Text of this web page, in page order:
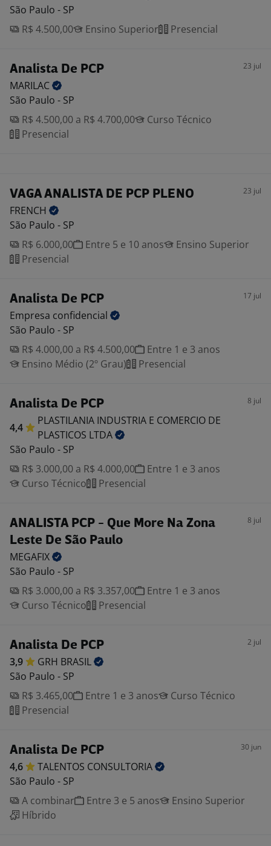
São Paulo - SP
R$ 4.500,00
Ensino Superior Presencial
Analista De PCP 23 jul
MARILAC
São Paulo - SP
R$ 4.500,00 a R$ 4.700,00
Curso Técnico
Presencial
VAGA ANALISTA DE PCP PLENO 23 jul
FRENCH
São Paulo - SP
R$ 6.000,00
Entre 5 e 10 anos
Ensino Superior
Presencial
Analista De PCP 17 jul
Empresa confidencial
São Paulo - SP
R$ 4.000,00 a R$ 4.500,00
Entre 1 e 3 anos
Ensino Médio (2º Grau)
Presencial
Analista De PCP 8 jul
4,4
PLASTILANIA INDUSTRIA E COMERCIO DE
PLASTICOS LTDA
São Paulo - SP
R$ 3.000,00 a R$ 4.000,00
Entre 1 e 3 anos
Curso Técnico
Presencial
ANALISTA PCP - Que More Na Zona
Leste De São Paulo
8 jul
MEGAFIX
São Paulo - SP
R$ 3.000,00 a R$ 3.357,00
Entre 1 e 3 anos
Curso Técnico
Presencial
Analista De PCP 2 jul
3,9 GRH BRASIL
São Paulo - SP
R$ 3.465,00
Entre 1 e 3 anos
Curso Técnico
Presencial
Analista De PCP 30 jun
4,6 TALENTOS CONSULTORIA
São Paulo - SP
A combinar
Entre 3 e 5 anos
Ensino Superior
Híbrido